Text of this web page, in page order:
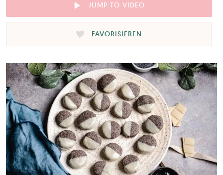
JUMP TO VIDEO
FAVORISIEREN